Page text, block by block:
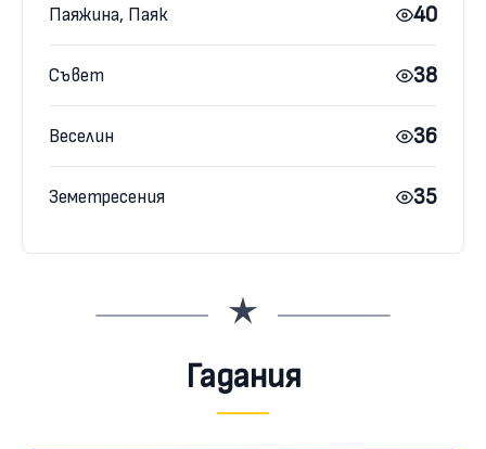
Паяжина, Паяк 40
Съвет 38
Веселин 36
Земетресения 35
Гадания